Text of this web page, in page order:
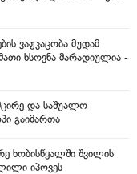
ვაჟკაცობა მუდამ
ხსოვნა მარადიულია -
და საშუალო
გაიმართა
ხობისწყალში შვილის
იპოვეს